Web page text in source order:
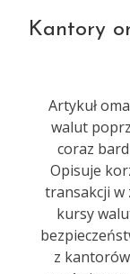
Kantory
Artykuł
walut
coraz
Opisuje
transakcji w
kursy
z